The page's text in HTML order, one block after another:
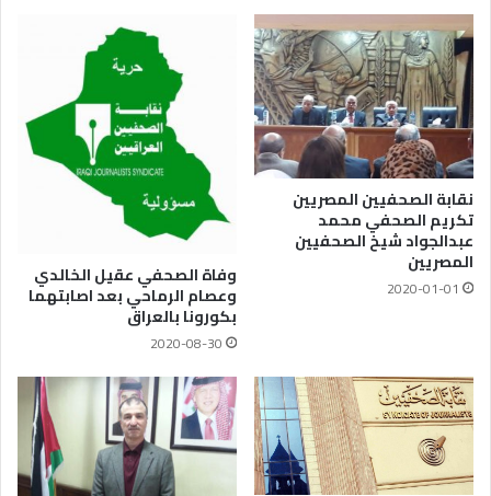
نقابة الصحفيين المصريين
تكريم الصحفي محمد
عبدالجواد شيخ الصحفيين
المصريين
2020-01-01 وفاة الصحفي عقيل الخالدي
وعصام الرماحي بعد اصابتهما
بكورونا بالعراق
2020-08-30